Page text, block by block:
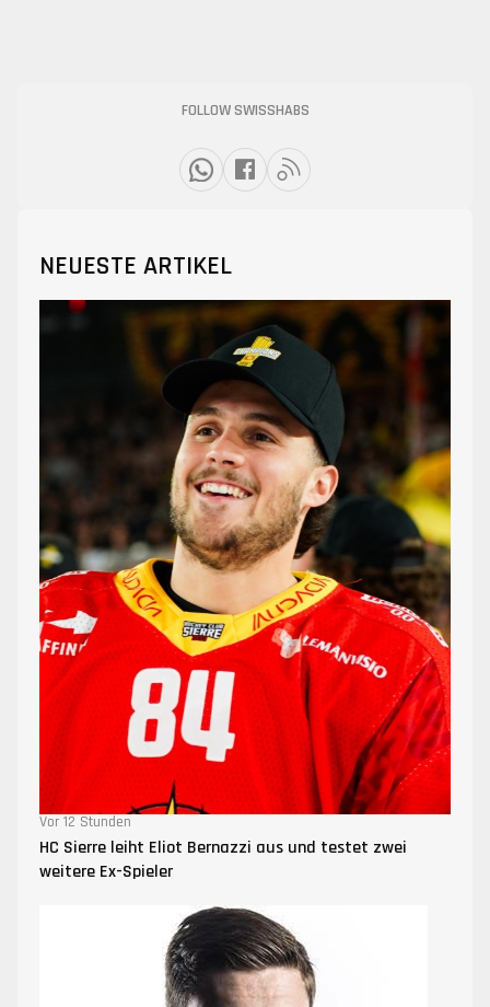
FOLLOW SWISSHABS
NEUESTE ARTIKEL
Vor 12 Stunden
HC Sierre leiht Eliot Bernazzi aus und testet zwei
weitere Ex-Spieler